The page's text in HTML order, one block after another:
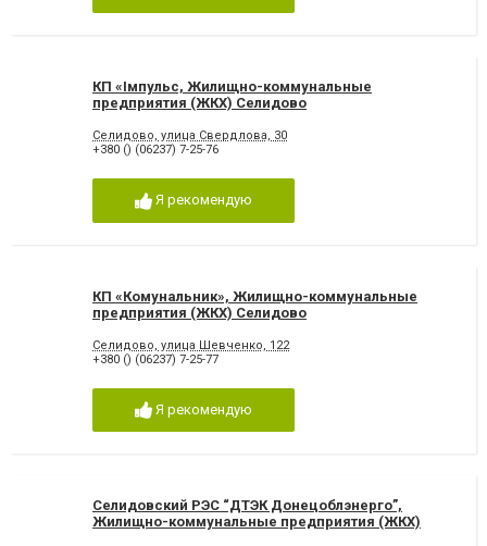
КП «Імпульс, Жилищно-коммунальные
предприятия (ЖКХ) Селидово
Селидово, улица Свердлова, 30
+380 () (06237) 7-25-76
Я рекомендую
КП «Комунальник», Жилищно-коммунальные
предприятия (ЖКХ) Селидово
Селидово, улица Шевченко, 122
+380 () (06237) 7-25-77
Я рекомендую
Селидовский РЭС “ДТЭК Донецоблэнерго”,
Жилищно-коммунальные предприятия (ЖКХ)